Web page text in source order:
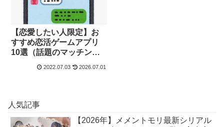
【恋愛したい人限定】お
すすめ恋活ゲームアプリ
10選（話題のマッチング
2022.07.03 2026.07.01
人気記事
【2026年】メメントモリ最新シリアル